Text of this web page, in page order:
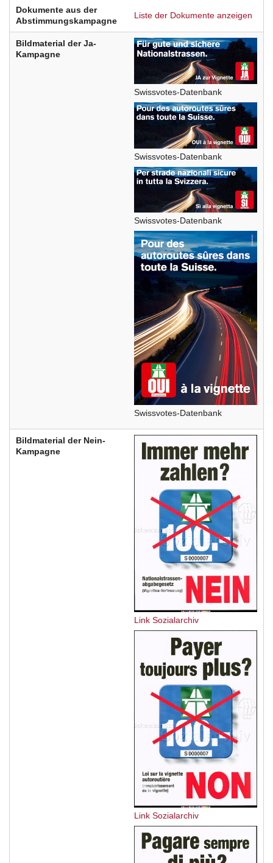
Dokumente aus der
Abstimmungskampagne
Liste der Dokumente anzeigen
Bildmaterial der Ja-
Kampagne
Swissvotes-Datenbank
Swissvotes-Datenbank
Swissvotes-Datenbank
Swissvotes-Datenbank
Bildmaterial der Nein-
Kampagne
Link Sozialarchiv
Link Sozialarchiv